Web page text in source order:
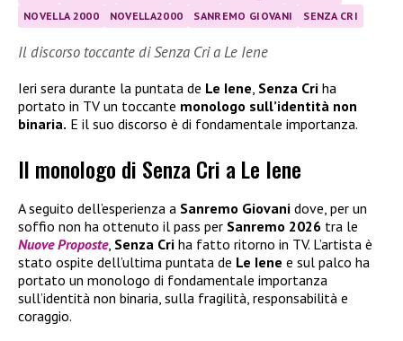
NOVELLA 2000
NOVELLA2000 SANREMO GIOVANI SENZA CRI
Il discorso toccante di Senza Cri a Le Iene
Ieri sera durante la puntata de Le Iene Senza Cri ha
portato in TV un toccante monologo sull’identità non
binaria. E il suo discorso è di fondamentale importanza.
Il monologo di Senza Cri a Le Iene
A seguito dell’esperienza a Sanremo Giovani dove, per un
soffio non ha ottenuto il pass per Sanremo 2026 tra le
Nuove Proposte, Senza Cri ha fatto ritorno in TV. L’artista è
stato ospite dell’ultima puntata de Le Iene e sul palco ha
portato un monologo di fondamentale importanza
sull’identità non binaria, sulla fragilità, responsabilità e
coraggio.